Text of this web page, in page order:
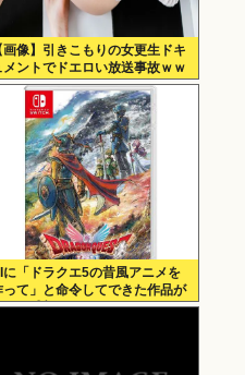
画像】引きこもりの女更生ドキ
メントでドエロい放送事故ｗｗ
に「ドラクエ5の昔風アニメを
って」と命令してできた作品が
れ、感想よろ